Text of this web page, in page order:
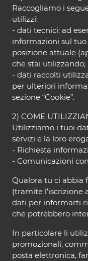
Raccogliamo i
utilizzi:
- dati tecnici: ad
informazioni sul
posizione attuale
che stai utilizzando;
- dati raccolti
per ulteriori
sezione “Cookie”.
2) COME
Utilizziamo i tuoi
servizi e la loro
- Richiesta
- Comunicazioni
Qualora tu ci abbia
(tramite
dati per informarti
che potrebbero
In particolare li
promozionali,
posta elettronica,